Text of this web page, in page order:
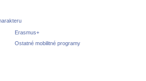
Erasmus+
Ostatné mobilitné programy